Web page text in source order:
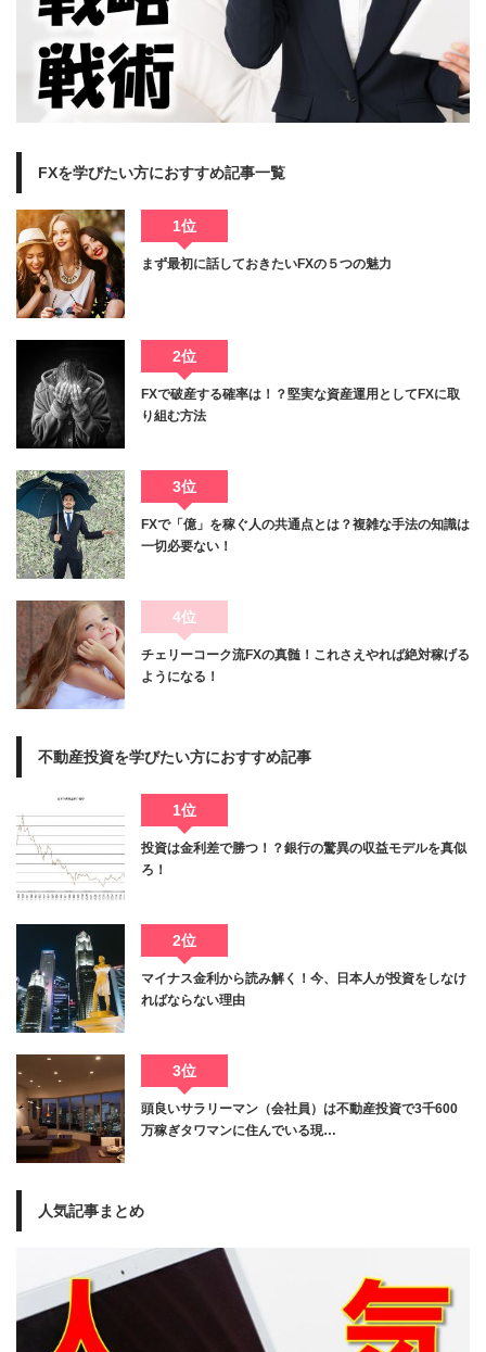
FXを学びたい方におすすめ記事一覧
1位
まず最初に話しておきたいFXの５つの魅力
2位
FXで破産する確率は！？堅実な資産運用としてFXに取
り組む方法
3位
FXで「億」を稼ぐ人の共通点とは？複雑な手法の知識は
一切必要ない！
4位
チェリーコーク流FXの真髄！これさえやれば絶対稼げる
ようになる！
不動産投資を学びたい方におすすめ記事
1位
投資は金利差で勝つ！？銀行の驚異の収益モデルを真似
ろ！
2位
マイナス金利から読み解く！今、日本人が投資をしなけ
ればならない理由
3位
頭良いサラリーマン（会社員）は不動産投資で3千600
万稼ぎタワマンに住んでいる現…
人気記事まとめ